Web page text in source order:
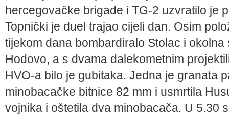
hercegovačke brigade i TG-2 uzvratilo je
Topnički je duel trajao cijeli dan. Osim
tijekom dana bombardiralo Stolac i
Hodovo, a s dvama dalekometnim
HVO-a bilo je gubitaka. Jedna je granata
minobacačke bitnice 82 mm i usmrtila
vojnika i oštetila dva minobacača. U 5.30